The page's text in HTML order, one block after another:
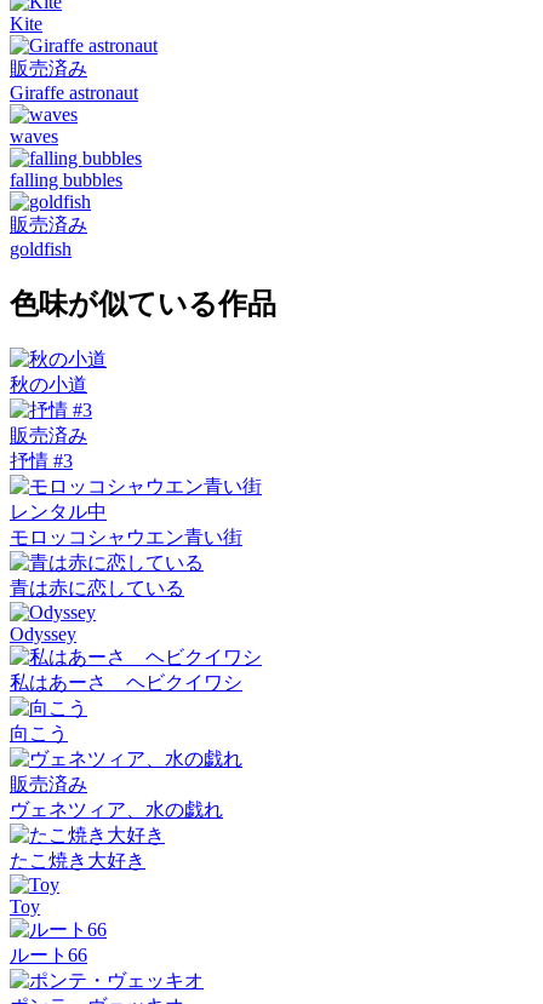
Kite
販売済み
Giraffe astronaut
waves
falling bubbles
販売済み
goldfish
色味が似ている作品
秋の小道
販売済み
抒情 #3
レンタル中
モロッコシャウエン青い街
青は赤に恋している
Odyssey
私はあーさ ヘビクイワシ
向こう
販売済み
ヴェネツィア、水の戯れ
たこ焼き大好き
Toy
ルート66